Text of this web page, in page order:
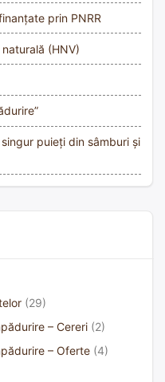
prin PNRR
(HNV)
puieți din sâmburi și
(29)
– Cereri (2)
– Oferte (4)